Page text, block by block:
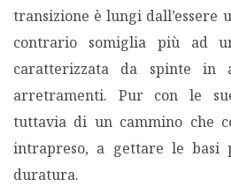
transizione è lungi dall’essere
contrario somiglia più ad
caratterizzata da spinte in
arretramenti. Pur con le
tuttavia di un cammino che
intrapreso, a gettare le basi
duratura.